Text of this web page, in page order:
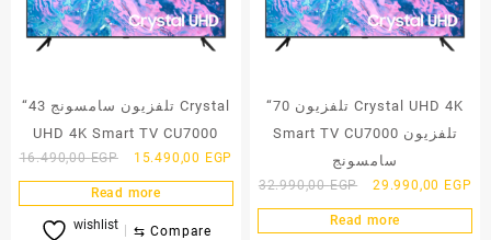
“43 تلفزيون سامسونج Crystal
UHD 4K Smart TV CU7000
16.490,00EGP
Original
price
was:
16.490,00 EGP.
15.490,00 EGP
price
is:
15.490,00 EGP.
Read more
wishlist ⇆ Compare
“70 تلفزيون Crystal UHD 4K
Smart TV CU7000 تلفزيون
سامسونج
32.990,00EGP
Original
price
was:
29.990,00 EGP
is:
Read more